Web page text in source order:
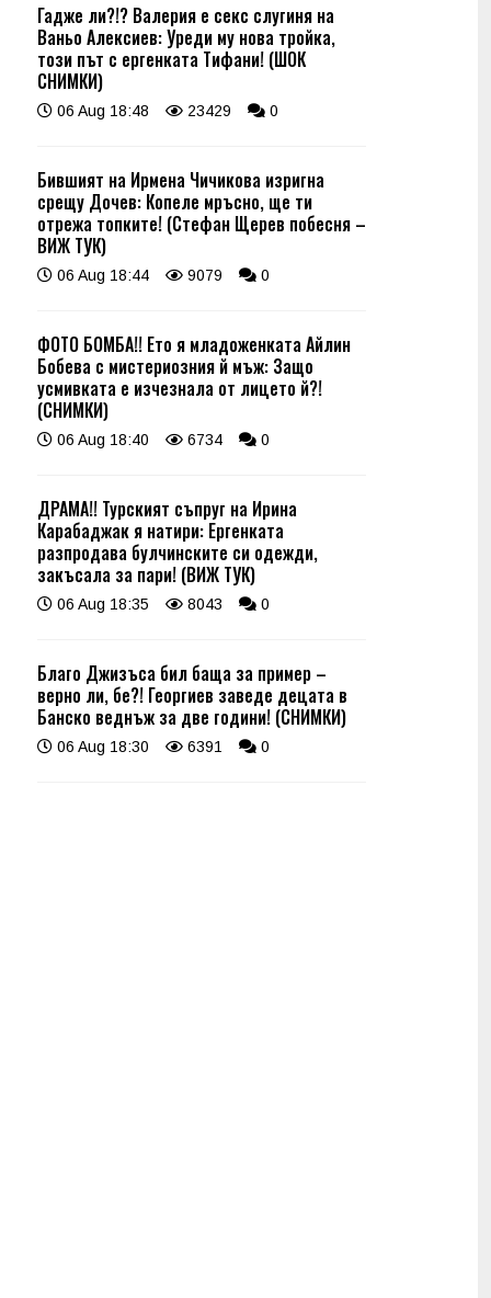
Гадже ли?!? Валерия е секс слугиня на
Ваньо Алексиев: Уреди му нова тройка,
този път с ергенката Тифани! (ШОК
СНИМКИ)
06 Aug 18:48 23429 0
Бившият на Ирмена Чичикова изригна
срещу Дочев: Копеле мръсно, ще ти
отрежа топките! (Стефан Щерев побесня –
ВИЖ ТУК)
06 Aug 18:44 9079 0
ФОТО БОМБА!! Ето я младоженката Айлин
Бобева с мистериозния й мъж: Защо
усмивката е изчезнала от лицето й?!
(СНИМКИ)
06 Aug 18:40 6734 0
ДРАМА!! Турският съпруг на Ирина
Карабаджак я натири: Ергенката
разпродава булчинските си одежди,
закъсала за пари! (ВИЖ ТУК)
06 Aug 18:35 8043 0
Благо Джизъса бил баща за пример –
верно ли, бе?! Георгиев заведе децата в
Банско веднъж за две години! (СНИМКИ)
06 Aug 18:30 6391 0